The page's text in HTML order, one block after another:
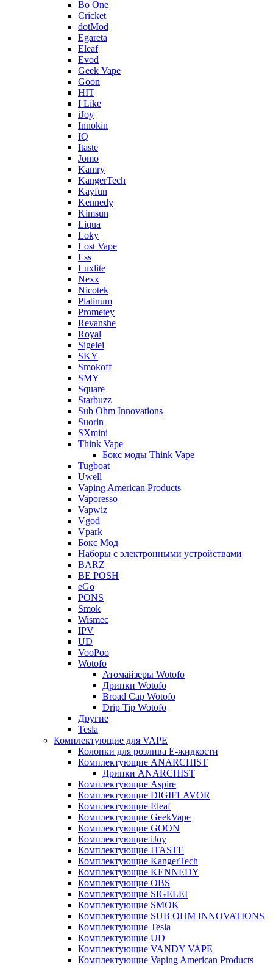
Bo One
Cricket
dotMod
Egareta
Eleaf
Evod
Geek Vape
Goon
HIT
I Like
iJoy
Innokin
IQ
Itaste
Jomo
Kamry
KangerTech
Kayfun
Kennedy
Kimsun
Liqua
Loky
Lost Vape
Lss
Luxlite
Nexx
Nicotek
Platinum
Prometey
Revanshe
Royal
Sigelei
SKY
Smokoff
SMY
Square
Starbuzz
Sub Ohm Innovations
Suorin
SXmini
Think Vape
Бокс моды Think Vape
Tugboat
Uwell
Vaping American Products
Vaporesso
Vapwiz
Vgod
Vpark
Бокс Мод
Наборы с электронными устройствами
BARZ
BE POSH
eGo
PONS
Smok
Wismec
IPV
UD
VooPoo
Wotofo
Атомайзеры Wotofo
Дрипки Wotofo
Broad Cap Wotofo
Drip Tip Wotofo
Другие
Tesla
Комплектующие для VAPE
Колонки для розлива Е-жидкости
Комплектующие ANARCHIST
Дрипки ANARCHIST
Комплектующие Aspire
Комплектующие DIGIFLAVOR
Комплектующие Eleaf
Комплектующие GeekVape
Комплектующие GOON
Комплектующие iJoy
Комплектующие ITASTE
Комплектующие KangerTech
Комплектующие KENNEDY
Комплектующие OBS
Комплектующие SIGELEI
Комплектующие SMOK
Комплектующие SUB OHM INNOVATIONS
Комплектующие Tesla
Комплектующие UD
Комплектующие VANDY VAPE
Комплектующие Vaping American Products